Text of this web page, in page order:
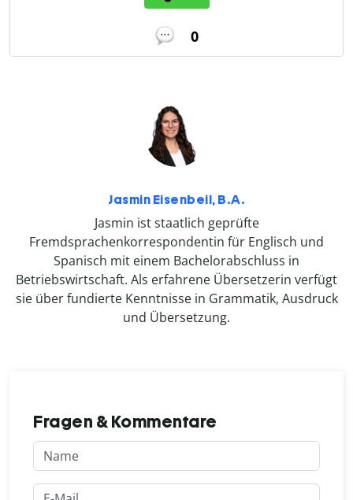
0
Jasmin Eisenbeil, B.A.
Jasmin ist staatlich geprüfte
Fremdsprachenkorrespondentin für Englisch und
Spanisch mit einem Bachelorabschluss in
Betriebswirtschaft. Als erfahrene Übersetzerin verfügt
sie über fundierte Kenntnisse in Grammatik, Ausdruck
und Übersetzung.
Fragen & Kommentare